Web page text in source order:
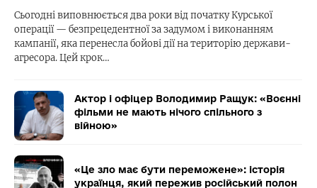
Сьогодні виповнюється два роки від початку Курської
операції — безпрецедентної за задумом і виконанням
кампанії, яка перенесла бойові дії на територію держави-
агресора. Цей крок…
Актор і офіцер Володимир Ращук: «Воєнні
фільми не мають нічого спільного з
війною»
«Це зло має бути переможене»: історія
українця, який пережив російський полон